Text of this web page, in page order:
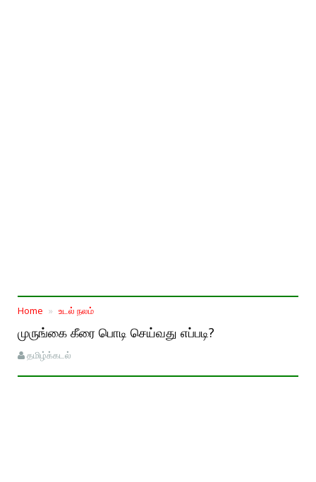
Home உடல் நலம்
முருங்கை கீரை பொடி செய்வது எப்படி?
தமிழ்க்கடல்